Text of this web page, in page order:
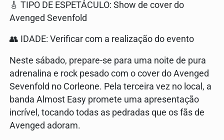
🎸 TIPO DE ESPETÁCULO: Show de cover do
Avenged Sevenfold
👥 IDADE: Verificar com a realização do evento
Neste sábado, prepare-se para uma noite de pura
adrenalina e rock pesado com o cover do Avenged
Sevenfold no Corleone. Pela terceira vez no local, a
banda Almost Easy promete uma apresentação
incrível, tocando todas as pedradas que os fãs de
Avenged adoram.